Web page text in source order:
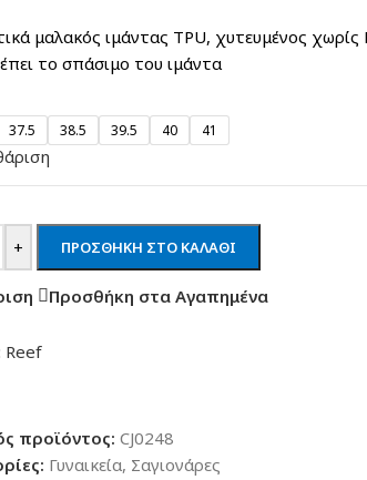
μαλακός ιμάντας TPU, χυτευμένος χωρίς
το σπάσιμο του ιμάντα
37.5 38.5 39.5 40 41
+ ΠΡΟΣΘΉΚΗ ΣΤΟ ΚΑΛΆΘΙ
Προσθήκη στα Αγαπημένα
Reef
προϊόντος: CJ0248
Γυναικεία, Σαγιονάρες